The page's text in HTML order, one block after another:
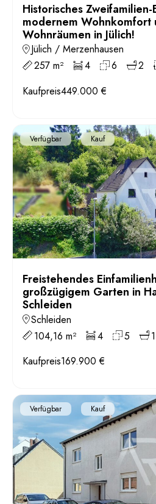
Historisches
modernem Wohnkomfort
Wohnräumen in Jülich!
Jülich / Merzenhausen
257 m²
4 6 2
Kaufpreis449.000 €
Verfügbar Kauf
Freistehendes
großzügigem Garten in
Schleiden
Schleiden
104,16 m²
4 5 1
Kaufpreis169.900 €
Verfügbar Kauf